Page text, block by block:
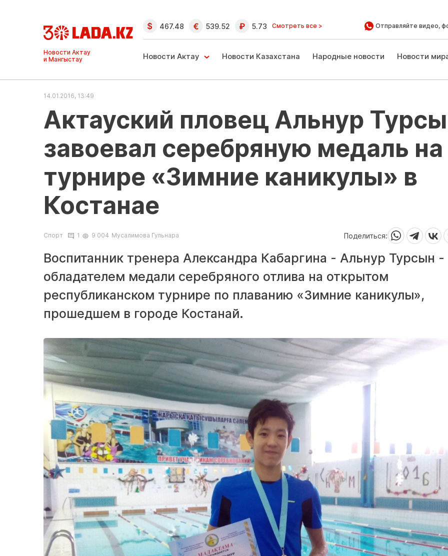
Ақтау және
Манғыстау
жаңалықтары
467.48 539.52 5.73 Смотреть все > Отправляйте видео,
Новости Актау Новости Казахстана Народные новости Новости
14.01.2016, 13:49
Актауский пловец Альнур
завоевал серебряную медаль на
турнире «Зимние каникулы» в
Костанае
Спорт 1 9 004 Мусалимова Гульнара Поделиться:
Воспитанник тренера Александра Кабаргина - Альнур Турсын -
обладателем медали серебряного отлива на открытом
республиканском турнире по плаванию «Зимние каникулы»,
прошедшем в городе Костанай.